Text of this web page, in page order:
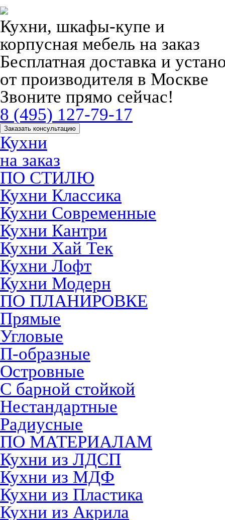
Кухни, шкафы-купе и
корпусная мебель на заказ
Бесплатная доставка и
от производителя в Москве
Звоните прямо сейчас!
8 (495) 127-79-17
Заказать консультацию
Кухни
на заказ
ПО СТИЛЮ
Кухни Классика
Кухни Современные
Кухни Кантри
Кухни Хай Тек
Кухни Лофт
Кухни Модерн
ПО ПЛАНИРОВКЕ
Прямые
Угловые
П-образные
Островные
С барной стойкой
Нестандартные
Радиусные
ПО МАТЕРИАЛАМ
Кухни из ЛДСП
Кухни из МДФ
Кухни из Пластика
Кухни из Акрила